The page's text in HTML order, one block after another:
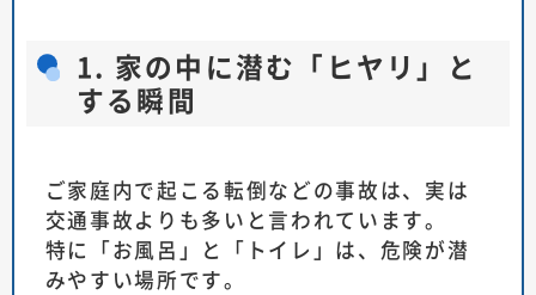
1. 家の中に潜む「ヒヤリ」と
する瞬間
ご家庭内で起こる転倒などの事故は、実は
交通事故よりも多いと言われています。
特に「お風呂」と「トイレ」は、危険が潜
みやすい場所です。